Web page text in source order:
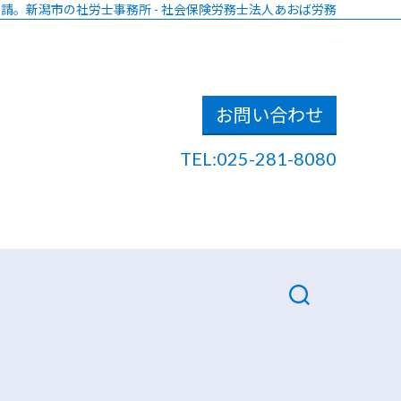
お問い合わせ
TEL:025-281-8080
。新潟市の社労士事務所 - 社会保険労務士法人あおば労務